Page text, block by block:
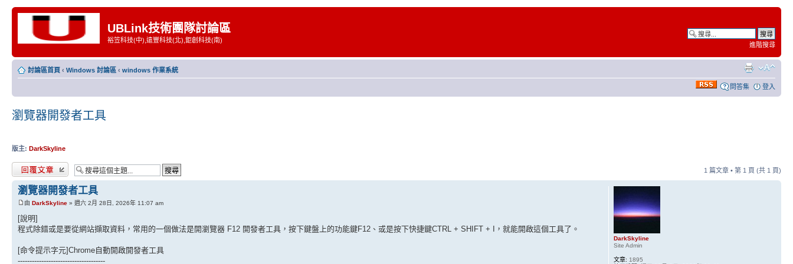
UBLink技術團隊討論區
裕笠科技(中),遠豐科技(北),鉅創科技(南)
進階搜尋
討論區首頁 ‹ Windows 討論區 ‹ windows 作業系統
問答集 登入
瀏覽器開發者工具
版主: DarkSkyline
發表回覆 1 篇文章 • 第 1 頁 (共 1 頁)
瀏覽器開發者工具
由 DarkSkyline » 週六 2月 28日, 2026年 11:07 am
[說明]
程式除錯或是要從網站擷取資料，常用的一個做法是開瀏覽器 F12 開發者工具，按下鍵盤上的功能鍵F12、或是按下快捷鍵CTRL + SHIFT + I，就能開啟這個工具了。
[命令提示字元]Chrome自動開啟開發者工具
-------------------------------------
DarkSkyline
Site Admin
文章: 1895